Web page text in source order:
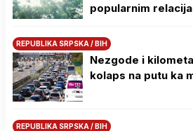
popularnim
REPUBLIKA SRPSKA / BIH
Nezgode i
kolaps na putu ka
REPUBLIKA SRPSKA / BIH